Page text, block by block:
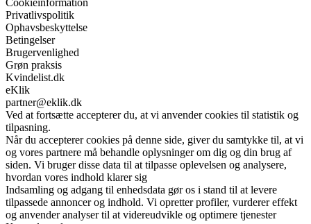
Privatlivspolitik
Ophavsbeskyttelse
Betingelser
Brugervenlighed
Grøn praksis
Kvindelist.dk
eKlik
partner@eklik.dk
Ved at fortsætte accepterer du, at vi anvender cookies til statistik og
tilpasning.
Når du accepterer cookies på denne side, giver du samtykke til, at vi
og vores partnere må behandle oplysninger om dig og din brug af
siden. Vi bruger disse data til at tilpasse oplevelsen og analysere,
hvordan vores indhold klarer sig
Indsamling og adgang til enhedsdata gør os i stand til at levere
tilpassede annoncer og indhold. Vi opretter profiler, vurderer effekt
og anvender analyser til at videreudvikle og optimere tjenester